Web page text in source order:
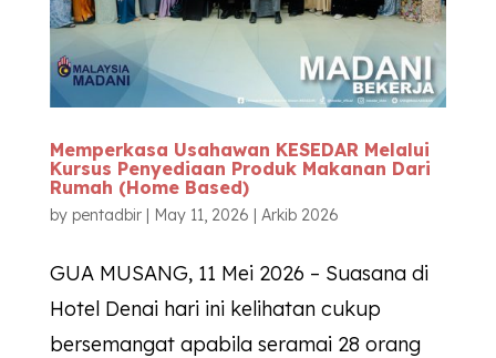
Memperkasa Usahawan KESEDAR Melalui
Kursus Penyediaan Produk Makanan Dari
Rumah (Home Based)
by pentadbir| May 11, 2026 | Arkib 2026
GUA MUSANG, 11 Mei 2026 – Suasana di
Hotel Denai hari ini kelihatan cukup
bersemangat apabila seramai 28 orang